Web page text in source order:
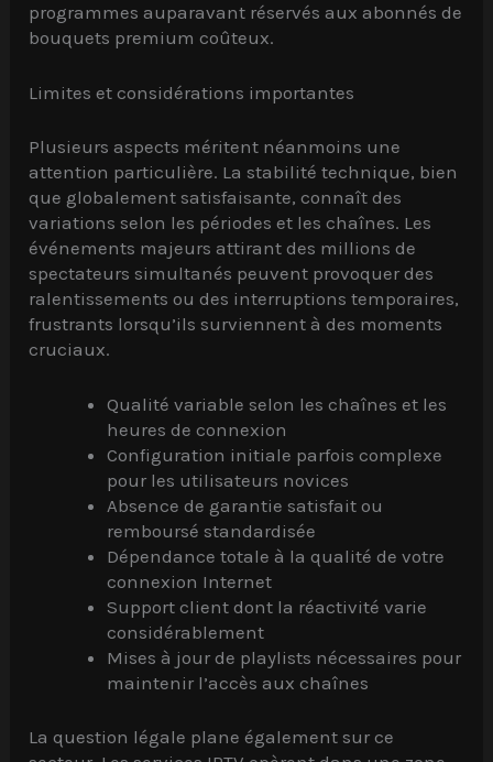
programmes auparavant réservés aux abonnés de
bouquets premium coûteux.
Limites et considérations importantes
Plusieurs aspects méritent néanmoins une
attention particulière. La stabilité technique, bien
que globalement satisfaisante, connaît des
variations selon les périodes et les chaînes. Les
événements majeurs attirant des millions de
spectateurs simultanés peuvent provoquer des
ralentissements ou des interruptions temporaires,
frustrants lorsqu’ils surviennent à des moments
cruciaux.
Qualité variable selon les chaînes et les
heures de connexion
Configuration initiale parfois complexe
pour les utilisateurs novices
Absence de garantie satisfait ou
remboursé standardisée
Dépendance totale à la qualité de votre
connexion Internet
Support client dont la réactivité varie
considérablement
Mises à jour de playlists nécessaires pour
maintenir l’accès aux chaînes
La question légale plane également sur ce